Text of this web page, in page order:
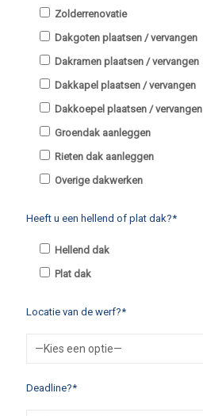
Zolderrenovatie
Dakgoten plaatsen / vervangen
Dakramen plaatsen / vervangen
Dakkapel plaatsen / vervangen
Dakkoepel plaatsen / vervangen
Groendak aanleggen
Rieten dak aanleggen
Overige dakwerken
Heeft u een hellend of plat dak?*
Hellend dak
Plat dak
Locatie van de werf?*
Deadline?*